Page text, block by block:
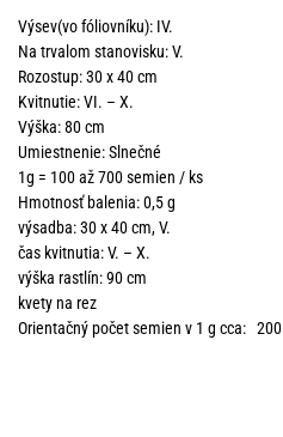
Výsev(vo fóliovníku): IV.
Na trvalom stanovisku: V.
Rozostup: 30 x 40 cm
Kvitnutie: VI. – X.
Výška: 80 cm
Umiestnenie: Slnečné
1g = 100 až 700 semien / ks
Hmotnosť balenia: 0,5 g
výsadba: 30 x 40 cm, V.
čas kvitnutia: V. – X.
výška rastlín: 90 cm
kvety na rez
Orientačný počet semien v 1 g cca: 200